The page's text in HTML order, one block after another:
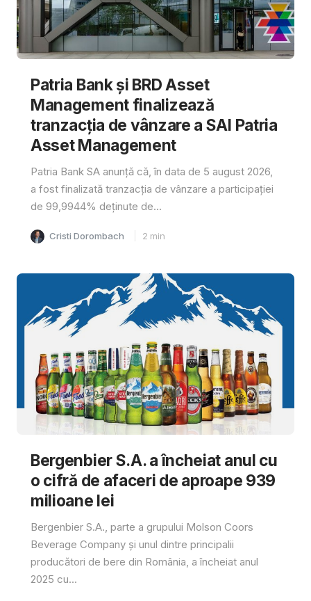
Patria Bank și BRD Asset
Management finalizează
tranzacția de vânzare a SAI Patria
Asset Management
Patria Bank SA anunță că, în data de 5 august 2026,
a fost finalizată tranzacția de vânzare a participației
de 99,9944% deținute de...
Cristi Dorombach 2 min
Bergenbier S.A. a încheiat anul cu
o cifră de afaceri de aproape 939
milioane lei
Bergenbier S.A., parte a grupului Molson Coors
Beverage Company și unul dintre principalii
producători de bere din România, a încheiat anul
2025 cu...